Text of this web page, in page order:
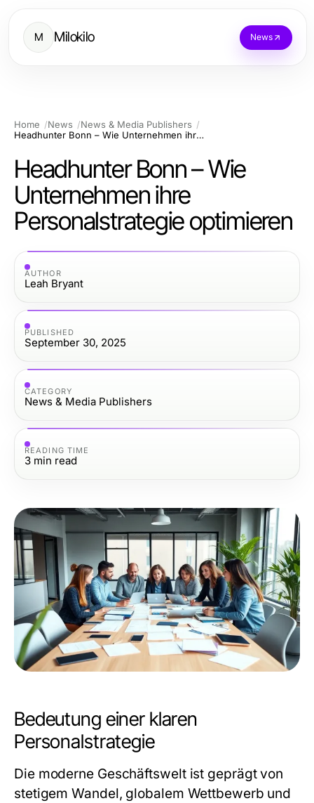
M Milokilo News
Home News
News & Media Publishers
Headhunter Bonn – Wie Unternehmen ihre Personalstrategie optimieren
Headhunter Bonn – Wie
Unternehmen ihre
Personalstrategie optimieren
AUTHOR
Leah Bryant
PUBLISHED
September 30, 2025
CATEGORY
News & Media Publishers
READING TIME
3 min read
Bedeutung einer klaren
Personalstrategie
Die moderne Geschäftswelt ist geprägt von
stetigem Wandel, globalem Wettbewerb und